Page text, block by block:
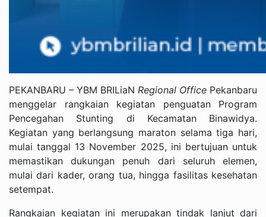
PEKANBARU – YBM BRILiaN Regional Office Pekanbaru
menggelar rangkaian kegiatan penguatan Program
Pencegahan Stunting di Kecamatan Binawidya.
Kegiatan yang berlangsung maraton selama tiga hari,
mulai tanggal 13 November 2025, ini bertujuan untuk
memastikan dukungan penuh dari seluruh elemen,
mulai dari kader, orang tua, hingga fasilitas kesehatan
setempat.
Rangkaian kegiatan ini merupakan tindak lanjut dari